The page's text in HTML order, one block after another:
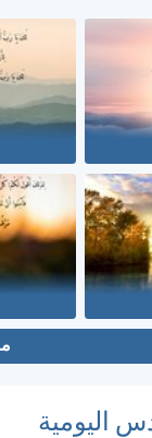
اليومية